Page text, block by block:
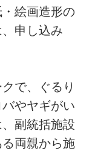
絵画造形の
申し込み
で、ぐるり
やヤギがい
副統括施設
両親から施